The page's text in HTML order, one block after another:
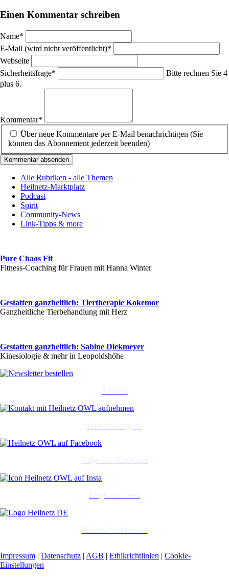
Einen Kommentar schreiben
Name*
E-Mail (wird nicht veröffentlicht)*
Webseite
Pflichtfeld
Sicherheitsfrage*
Bitte rechnen Sie 4
plus 6.
Kommentar*
Über neue Kommentare per E-Mail benachrichtigen (Sie
können das Abonnement jederzeit beenden)
Kommentar absenden
Alle Rubriken - alle Themen
Heilnetz-Marktplatz
Podcast
Spirit
Community-News
Link-Tipps & more
Pure Chaos Fit
Fitness-Coaching für Frauen mit Hanna Winter
Gestatten ganzheitlich: Tiertherapie Kokemor
Ganzheitliche Tierbehandlung mit Herz
Gestatten ganzheitlich: Sabine Diekmeyer
Kinesiologie & mehr in Leopoldshöhe
Impressum | Datenschutz | AGB | Ethikrichtlinien | Cookie-
Einstellungen